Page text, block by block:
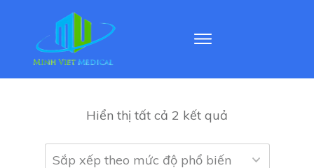
Hiển thị tất cả 2 kết quả